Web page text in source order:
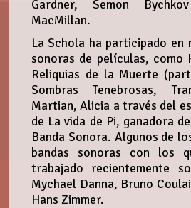
Gardner, Semon
MacMillan.
La Schola ha participado en
sonoras de películas, como
Reliquias de la Muerte
Sombras Tenebrosas,
Martian, Alicia a través del
de La vida de Pi, ganadora
Banda Sonora. Algunos de
bandas sonoras con los
trabajado recientemente
Mychael Danna, Bruno
Hans Zimmer.